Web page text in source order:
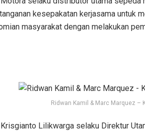
kesepakatan kerjasama untuk
masyarakat dengan melakukan
Ridwan Kamil & Marc Marquez –
Lilikwarga selaku Direktur